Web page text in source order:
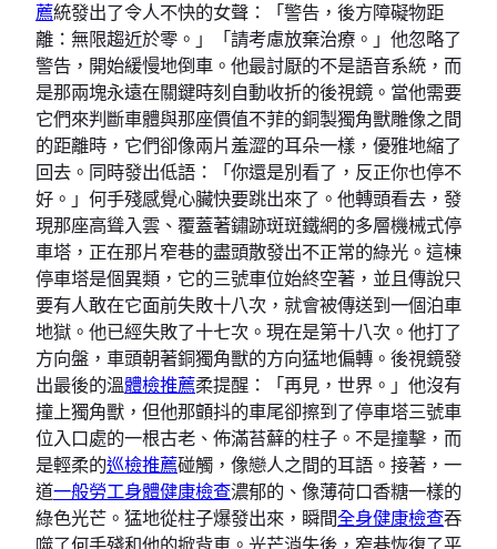
薦統發出了令人不快的女聲：「警告，後方障礙物距
離：無限趨近於零。」「請考慮放棄治療。」他忽略了
警告，開始緩慢地倒車。他最討厭的不是語音系統，而
是那兩塊永遠在關鍵時刻自動收折的後視鏡。當他需要
它們來判斷車體與那座價值不菲的銅製獨角獸雕像之間
的距離時，它們卻像兩片羞澀的耳朵一樣，優雅地縮了
回去。同時發出低語：「你還是別看了，反正你也停不
好。」何手殘感覺心臟快要跳出來了。他轉頭看去，發
現那座高聳入雲、覆蓋著鏽跡斑斑鐵網的多層機械式停
車塔，正在那片窄巷的盡頭散發出不正常的綠光。這棟
停車塔是個異類，它的三號車位始終空著，並且傳說只
要有人敢在它面前失敗十八次，就會被傳送到一個泊車
地獄。他已經失敗了十七次。現在是第十八次。他打了
方向盤，車頭朝著銅獨角獸的方向猛地偏轉。後視鏡發
出最後的溫體檢推薦柔提醒：「再見，世界。」他沒有
撞上獨角獸，但他那顫抖的車尾卻擦到了停車塔三號車
位入口處的一根古老、佈滿苔蘚的柱子。不是撞擊，而
是輕柔的巡檢推薦碰觸，像戀人之間的耳語。接著，一
道一般勞工身體健康檢查濃郁的、像薄荷口香糖一樣的
綠色光芒。猛地從柱子爆發出來，瞬間全身健康檢查吞